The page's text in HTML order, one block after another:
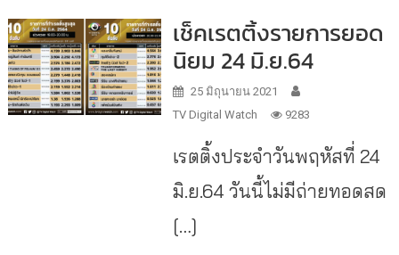
เช็คเรตติ้งรายการยอด
นิยม 24 มิ.ย.64
25 มิถุนายน 2021
TV Digital Watch
9283
เรตติ้งประจำวันพฤหัสที่ 24
มิ.ย.64 วันนี้ไม่มีถ่ายทอดสด
[…]